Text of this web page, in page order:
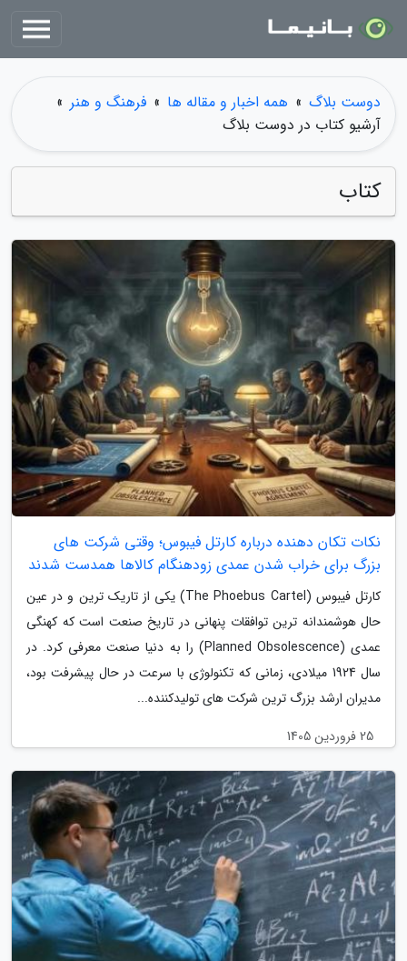
دوست بلاگ » همه اخبار و مقاله ها » فرهنگ و هنر »
آرشیو کتاب در دوست بلاگ
کتاب
نکات تکان دهنده درباره کارتل فیبوس؛ وقتی شرکت های
بزرگ برای خراب شدن عمدی زودهنگام کالاها همدست شدند
کارتل فیبوس (The Phoebus Cartel) یکی از تاریک ترین و در عین
حال هوشمندانه ترین توافقات پنهانی در تاریخ صنعت است که کهنگی
عمدی (Planned Obsolescence) را به دنیا صنعت معرفی کرد. در
سال 1924 میلادی، زمانی که تکنولوژی با سرعت در حال پیشرفت بود،
مدیران ارشد بزرگ ترین شرکت های تولیدکننده...
25 فروردین 1405